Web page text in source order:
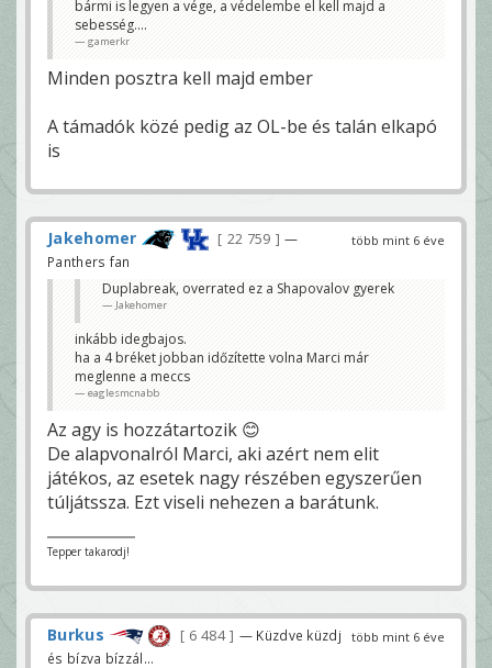
bármi is legyen a vége, a védelembe el kell majd a
sebesség....
gamerkr
Minden posztra kell majd ember
A támadók közé pedig az OL-be és talán elkapó
is
több mint 6 éve
Jakehomer 22 759
—
Panthers fan
Duplabreak, overrated ez a Shapovalov gyerek
Jakehomer
inkább idegbajos.
ha a 4 bréket jobban időzítette volna Marci már
meglenne a meccs
eaglesmcnabb
Az agy is hozzátartozik 😊
De alapvonalról Marci, aki azért nem elit
játékos, az esetek nagy részében egyszerűen
túljátssza. Ezt viseli nehezen a barátunk.
Tepper takarodj!
több mint 6 éve
Burkus 6 484
— Küzdve küzdj
és bízva bízzál...